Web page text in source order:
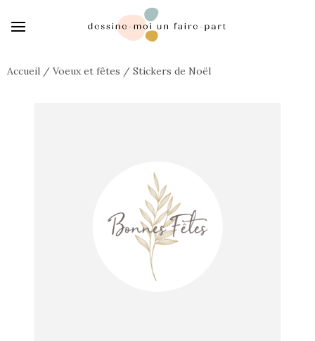
Accueil / Voeux et fêtes / Stickers de Noël